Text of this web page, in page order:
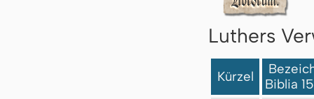
Luthers
Kürzel
Biblia